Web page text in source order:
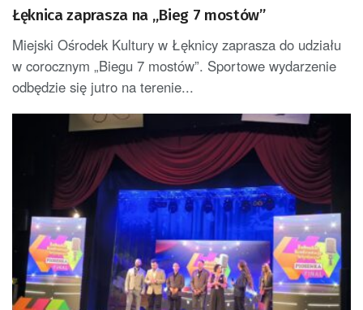
Łęknica zaprasza na „Bieg 7 mostów”
Miejski Ośrodek Kultury w Łęknicy zaprasza do udziału
w corocznym „Biegu 7 mostów”. Sportowe wydarzenie
odbędzie się jutro na terenie...